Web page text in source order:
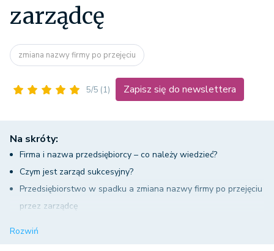
zarządcę
zmiana nazwy firmy po przejęciu
5/5 (1) Zapisz się do newslettera
Na skróty:
Firma i nazwa przedsiębiorcy – co należy wiedzieć?
Czym jest zarząd sukcesyjny?
Przedsiębiorstwo w spadku a zmiana nazwy firmy po przejęciu
przez zarządcę
Rozwiń